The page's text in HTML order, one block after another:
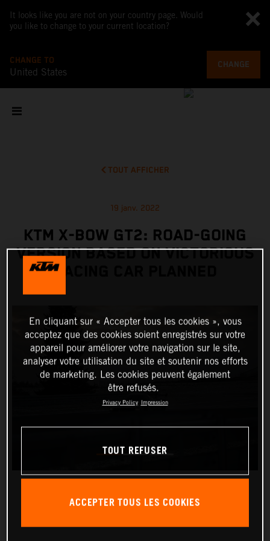
It looks like you are not on your country page. Would
you like to change to your current location?
CHANGE TO
United States
CHANGE
TOUT AFFICHER
19 janv. 2022
KTM X-BOW GT2: ROAD-GOING
VERSION BASED ON VICTORIOUS
RACING CAR PLANNED
En cliquant sur « Accepter tous les cookies », vous
acceptez que des cookies soient enregistrés sur votre
appareil pour améliorer votre navigation sur le site,
analyser votre utilisation du site et soutenir nos efforts
de marketing. Les cookies peuvent également
être refusés.
Privacy Policy Impression
TOUT REFUSER
ACCEPTER TOUS LES COOKIES